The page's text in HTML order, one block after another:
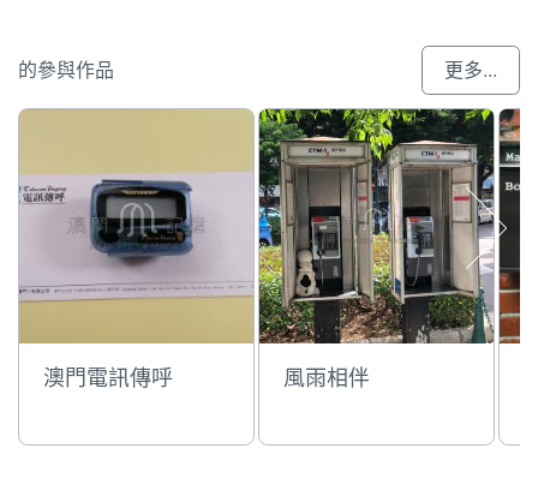
的參與作品 更多...
澳門電訊傳呼 風雨相伴